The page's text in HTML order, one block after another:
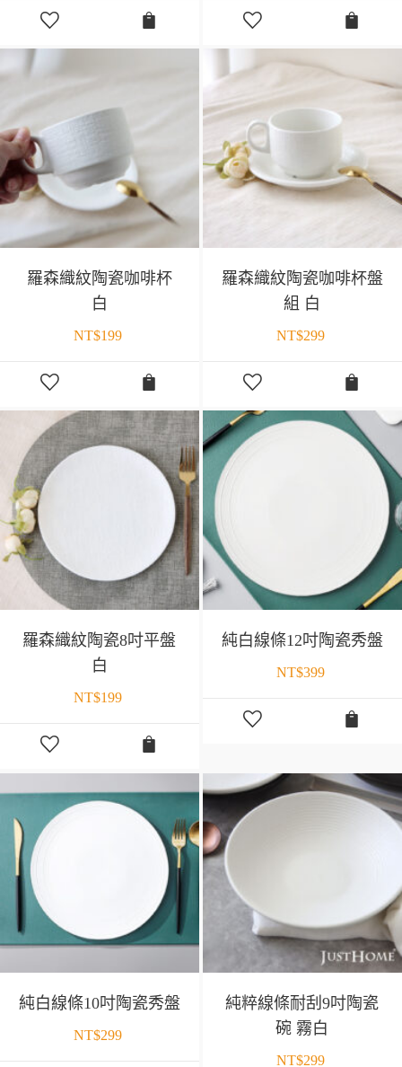
羅森織紋陶瓷咖啡杯
白
NT$199
羅森織紋陶瓷咖啡杯盤
組 白
NT$299
羅森織紋陶瓷8吋平盤
白
NT$199
純白線條12吋陶瓷秀盤
NT$399
純白線條10吋陶瓷秀盤
NT$299
純粹線條耐刮9吋陶瓷
碗 霧白
NT$299